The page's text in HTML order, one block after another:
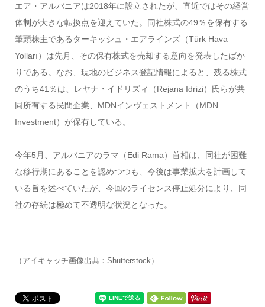
エア・アルバニアは2018年に設立されたが、直近ではその経営
体制が大きな転換点を迎えていた。同社株式の49％を保有する
筆頭株主であるターキッシュ・エアラインズ（Türk Hava
Yolları）は先月、その保有株式を売却する意向を発表したばか
りである。なお、現地のビジネス登記情報によると、残る株式
のうち41％は、レヤナ・イドリズィ（Rejana Idrizi）氏らが共
同所有する民間企業、MDNインヴェストメント（MDN
Investment）が保有している。
今年5月、アルバニアのラマ（Edi Rama）首相は、同社が困難
な移行期にあることを認めつつも、今後は事業拡大を計画して
いる旨を述べていたが、今回のライセンス停止処分により、同
社の存続は極めて不透明な状況となった。
（アイキャッチ画像出典：Shutterstock）